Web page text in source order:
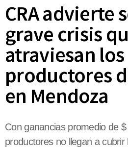
CRA advierte
grave crisis
atraviesan los
productores
en Mendoza
Con ganancias promedio de
productores no llegan a